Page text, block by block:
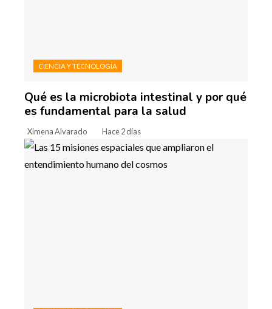
CIENCIA Y TECNOLOGÍA
Qué es la microbiota intestinal y por qué
es fundamental para la salud
Ximena Alvarado Hace 2 días